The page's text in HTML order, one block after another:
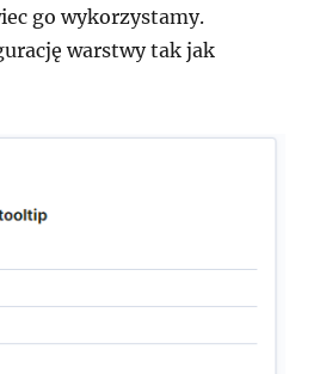
go wykorzystamy.
warstwy tak jak